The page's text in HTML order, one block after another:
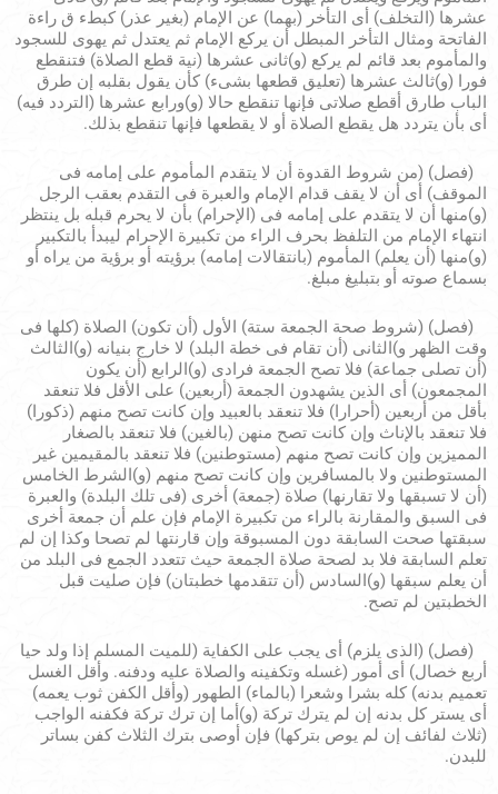
عشرها (التخلف) أى التأخر (بهما) عن الإمام (بغير عذر) كبطء ق راءة
الفاتحة ومثال التأخر المبطل أن يركع الإمام ثم يعتدل ثم يهوى للسجود
والمأموم بعد قائم لم يركع (و)ثانى عشرها (نية قطع الصلاة) فتنقطع
فورا (و)ثالث عشرها (تعليق قطعها بشىء) كأن يقول بقلبه إن طرق
الباب طارق أقطع صلاتى فإنها تنقطع حالا (و)ورابع عشرها (التردد فيه)
أى بأن يتردد هل يقطع الصلاة أو لا يقطعها فإنها تنقطع بذلك.
(فصل) (من شروط القدوة أن لا يتقدم المأموم على إمامه فى
الموقف) أى أن لا يقف قدام الإمام والعبرة فى التقدم بعقب الرجل
(و)منها أن لا يتقدم على إمامه فى (الإحرام) بأن لا يحرم قبله بل ينتظر
انتهاء الإمام من التلفظ بحرف الراء من تكبيرة الإحرام ليبدأ بالتكبير
(و)منها (أن يعلم) المأموم (بانتقالات إمامه) برؤيته أو برؤية من يراه أو
بسماع صوته أو بتبليغ مبلغ.
(فصل) (شروط صحة الجمعة ستة) الأول (أن تكون) الصلاة (كلها فى
وقت الظهر و)الثانى (أن تقام فى خطة البلد) لا خارج بنيانه (و)الثالث
(أن تصلى جماعة) فلا تصح الجمعة فرادى (و)الرابع (أن يكون
المجمعون) أى الذين يشهدون الجمعة (أربعين) على الأقل فلا تنعقد
بأقل من أربعين (أحرارا) فلا تنعقد بالعبيد وإن كانت تصح منهم (ذكورا)
فلا تنعقد بالإناث وإن كانت تصح منهن (بالغين) فلا تنعقد بالصغار
المميزين وإن كانت تصح منهم (مستوطنين) فلا تنعقد بالمقيمين غير
المستوطنين ولا بالمسافرين وإن كانت تصح منهم (و)الشرط الخامس
(أن لا تسبقها ولا تقارنها) صلاة (جمعة) أخرى (فى تلك البلدة) والعبرة
فى السبق والمقارنة بالراء من تكبيرة الإمام فإن علم أن جمعة أخرى
سبقتها صحت السابقة دون المسبوقة وإن قارنتها لم تصحا وكذا إن لم
تعلم السابقة فلا بد لصحة صلاة الجمعة حيث تتعدد الجمع فى البلد من
أن يعلم سبقها (و)السادس (أن تتقدمها خطبتان) فإن صليت قبل
الخطبتين لم تصح.
(فصل) (الذى يلزم) أى يجب على الكفاية (للميت المسلم إذا ولد حيا
أربع خصال) أى أمور (غسله وتكفينه والصلاة عليه ودفنه. وأقل الغسل
تعميم بدنه) كله بشرا وشعرا (بالماء) الطهور (وأقل الكفن ثوب يعمه)
أى يستر كل بدنه إن لم يترك تركة (و)أما إن ترك تركة فكفنه الواجب
(ثلاث لفائف إن لم يوص بتركها) فإن أوصى بترك الثلاث كفن بساتر
للبدن.